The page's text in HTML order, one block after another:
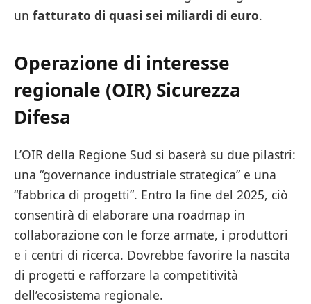
un fatturato di quasi sei miliardi di euro.
Operazione di interesse
regionale (OIR) Sicurezza
Difesa
L’OIR della Regione Sud si baserà su due pilastri:
una “governance industriale strategica” e una
“fabbrica di progetti”. Entro la fine del 2025, ciò
consentirà di elaborare una roadmap in
collaborazione con le forze armate, i produttori
e i centri di ricerca. Dovrebbe favorire la nascita
di progetti e rafforzare la competitività
dell’ecosistema regionale.